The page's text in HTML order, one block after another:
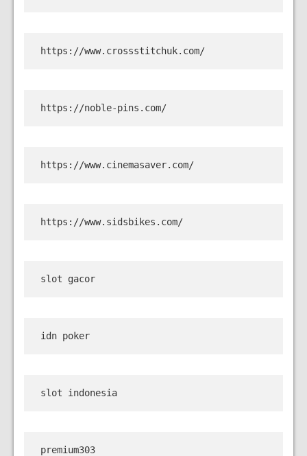
https://www.crossstitchuk.com/
https://noble-pins.com/
https://www.cinemasaver.com/
https://www.sidsbikes.com/
slot gacor
idn poker
slot indonesia
premium303